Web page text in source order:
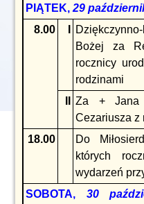
PIĄTEK,29
8.00
Bożej za
rocznicy
rodzinami
Za + Jana
Cezariusza z
18.00
Do
których
wydarzeń
SOBOTA, 30